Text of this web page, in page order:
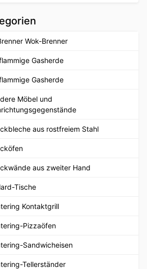
Menge
Wok-Brenner
Gasherde
Gasherde
Möbel und
aus rostfreiem Stahl
aus zweiter Hand
Tische
Kontaktgrill
Pizzaöfen
Sandwicheisen
Tellerständer